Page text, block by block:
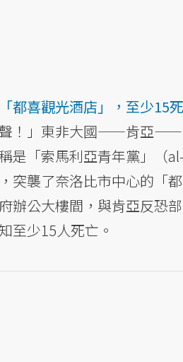
都喜觀光酒店」，至少15死
聲！」東非大國——肯亞
是「索馬利亞青年黨」（
突襲了奈洛比市中心的「
辦公大樓間，與肯亞反恐
至少15人死亡。